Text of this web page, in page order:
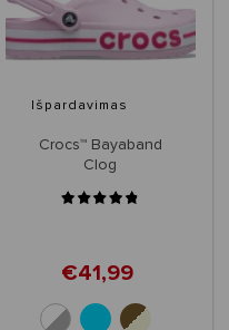
Išpardavimas
Crocs™ Bayaband
Clog
€41,99